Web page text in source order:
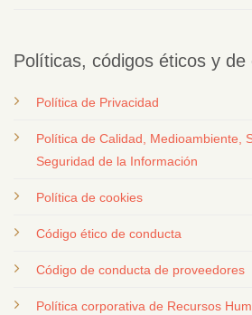
Políticas, códigos éticos y de
Política de Privacidad
Política de Calidad, Medioambiente,
Seguridad de la Información
Política de cookies
Código ético de conducta
Código de conducta de proveedores
Política corporativa de Recursos